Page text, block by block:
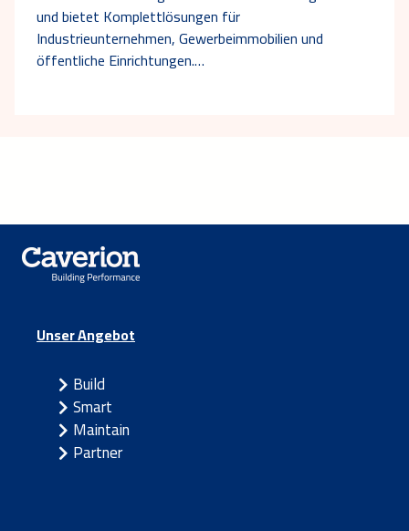
und bietet Komplettlösungen für
Industrieunternehmen, Gewerbeimmobilien und
öffentliche Einrichtungen.…
Unser Angebot
Build
Smart
Maintain
Partner